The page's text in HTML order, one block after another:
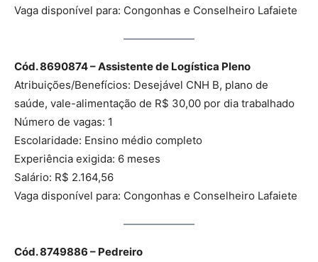
Vaga disponível para: Congonhas e Conselheiro Lafaiete
Cód. 8690874 – Assistente de Logística Pleno
Atribuições/Benefícios: Desejável CNH B, plano de
saúde, vale-alimentação de R$ 30,00 por dia trabalhado
Número de vagas: 1
Escolaridade: Ensino médio completo
Experiência exigida: 6 meses
Salário: R$ 2.164,56
Vaga disponível para: Congonhas e Conselheiro Lafaiete
Cód. 8749886 – Pedreiro